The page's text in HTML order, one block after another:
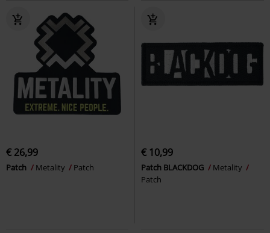
€ 26,99
Patch Metality Patch
€ 10,99
Patch BLACKDOG
Metality
Patch